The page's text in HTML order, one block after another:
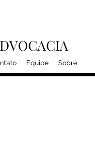
Equipe Sobre